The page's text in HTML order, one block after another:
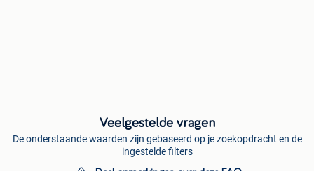
Veelgestelde vragen
De onderstaande waarden zijn gebaseerd op je zoekopdracht en de
ingestelde filters